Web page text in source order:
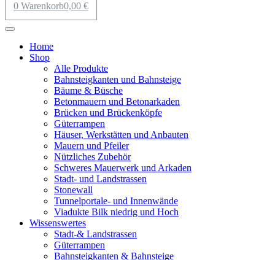
0,00 €
0 Warenkorb
Home
Shop
Alle Produkte
Bahnsteigkanten und Bahnsteige
Bäume & Büsche
Betonmauern und Betonarkaden
Brücken und Brückenköpfe
Güterrampen
Häuser, Werkstätten und Anbauten
Mauern und Pfeiler
Nützliches Zubehör
Schweres Mauerwerk und Arkaden
Stadt- und Landstrassen
Stonewall
Tunnelportale- und Innenwände
Viadukte Bilk niedrig und Hoch
Wissenswertes
Stadt-& Landstrassen
Güterrampen
Bahnsteigkanten & Bahnsteige